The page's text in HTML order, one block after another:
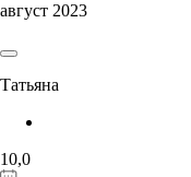
август 2023
Татьяна
10,0